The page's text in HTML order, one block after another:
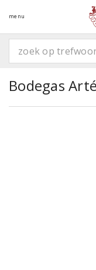
menu
Bodegas